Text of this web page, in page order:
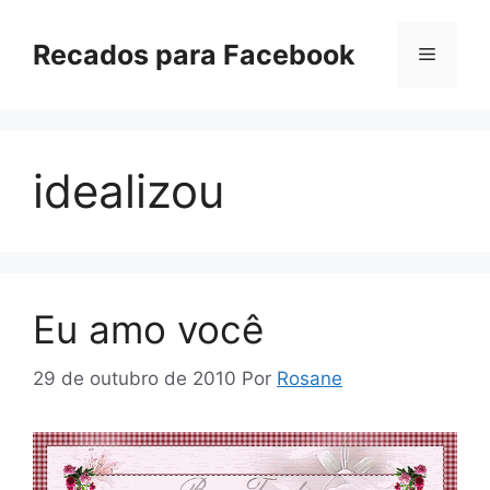
paraRecados para Facebook Menu
idealizou
Eu amo você
29 de outubro de 2010 Por Rosane